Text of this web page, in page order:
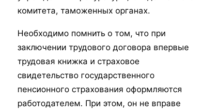
комитета, таможенных органах.
Необходимо помнить о том, что при
заключении трудового договора впервые
трудовая книжка и страховое
свидетельство государственного
пенсионного страхования оформляются
работодателем. При этом, он не вправе